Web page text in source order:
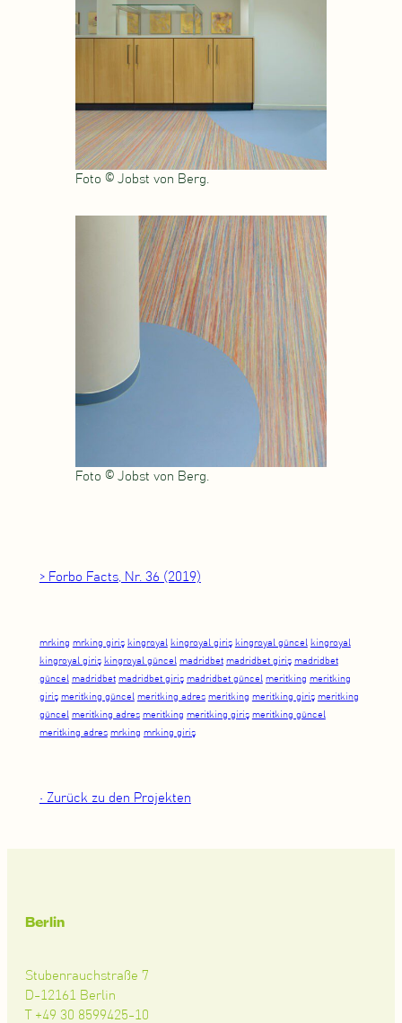
Foto © Jobst von Berg.
Foto © Jobst von Berg.
> Forbo Facts, Nr. 36 (2019)
mrking mrking giriş kingroyal kingroyal giriş kingroyal güncel kingroyal
kingroyal giriş kingroyal güncel madridbet madridbet giriş madridbet
güncel madridbet madridbet giriş madridbet güncel meritking meritking
giriş meritking güncel meritking adres meritking meritking giriş meritking
güncel meritking adres meritking meritking giriş meritking güncel
meritking adres mrking mrking giriş
• Zurück zu den Projekten
Berlin
Stubenrauchstraße 7
D-12161 Berlin
T +49 30 8599425-10